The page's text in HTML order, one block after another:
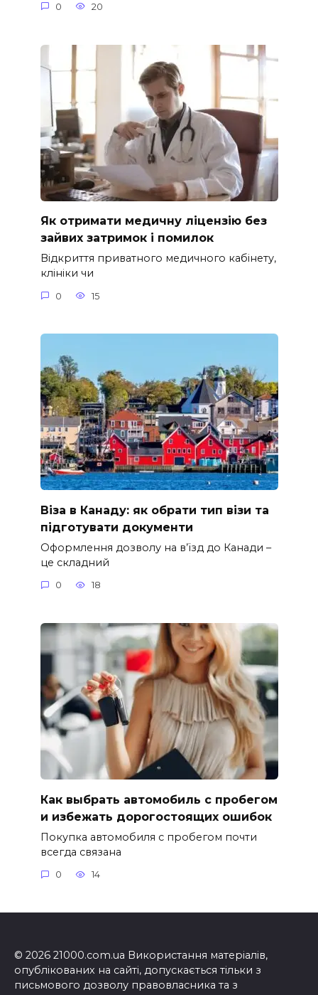
0 20
Як отримати медичну ліцензію без
зайвих затримок і помилок
Відкриття приватного медичного кабінету,
клініки чи
0 15
Віза в Канаду: як обрати тип візи та
підготувати документи
Оформлення дозволу на в’їзд до Канади –
це складний
0 18
Как выбрать автомобиль с пробегом
и избежать дорогостоящих ошибок
Покупка автомобиля с пробегом почти
всегда связана
0 14
© 2026 21000.com.ua Використання матеріалів,
опублікованих на сайті, допускається тільки з
письмового дозволу правовласника та з